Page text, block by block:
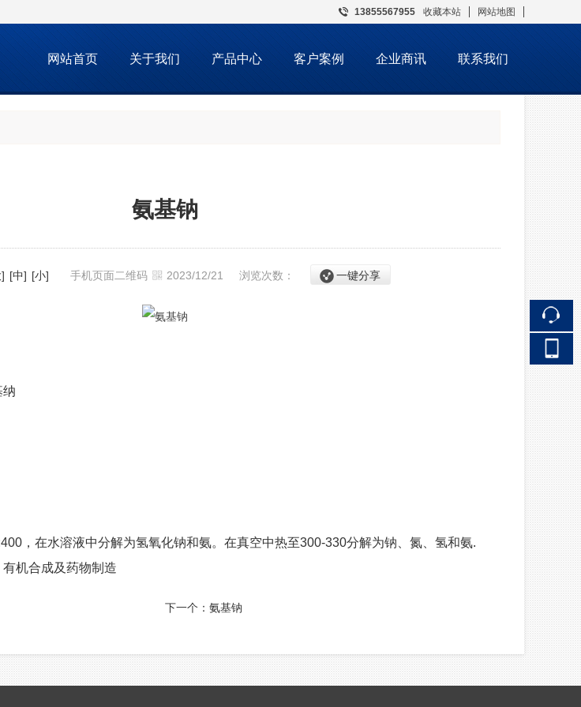
13855567955 收藏本站 网站地图
网站首页 关于我们 产品中心 客户案例 企业商讯 联系我们
氨基钠
[中] [小] 手机页面二维码 2023/12/21 浏览次数： 一键分享
纳
，在水溶液中分解为氢氧化钠和氨。在真空中热至300-330分解为钠、氮、氢和氨.
机合成及药物制造
下一个： 氨基钠